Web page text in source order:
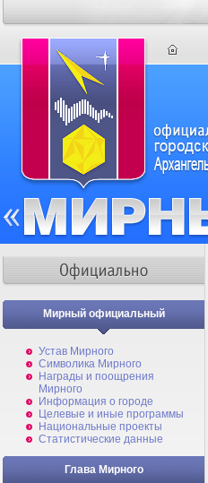
Мирный официальный
Устав Мирного
Символика Мирного
Награды и поощрения
Мирного
Информация о городе
Целевые и иные программы
Национальные проекты
Статистические данные
Глава Мирного